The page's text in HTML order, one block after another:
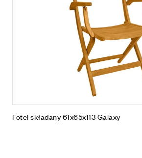
Fotel składany 61x65x113 Galaxy